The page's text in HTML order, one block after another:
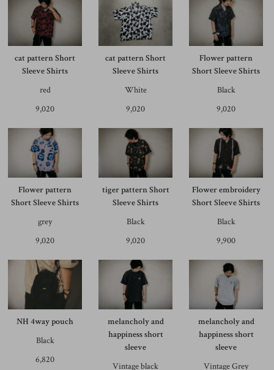
cat pattern Short
Sleeve Shirts
red
9,020
cat pattern Short
Sleeve Shirts
White
9,020
Flower pattern
Short Sleeve Shirts
Black
9,020
Flower pattern
Short Sleeve Shirts
grey
9,020
tiger pattern Short
Sleeve Shirts
Black
9,020
Flower embroidery
Short Sleeve Shirts
Black
9,900
NH 4way pouch
Black
6,820
melancholy and
happiness short
sleeve
Vintage black
melancholy and
happiness short
sleeve
Vintage Grey